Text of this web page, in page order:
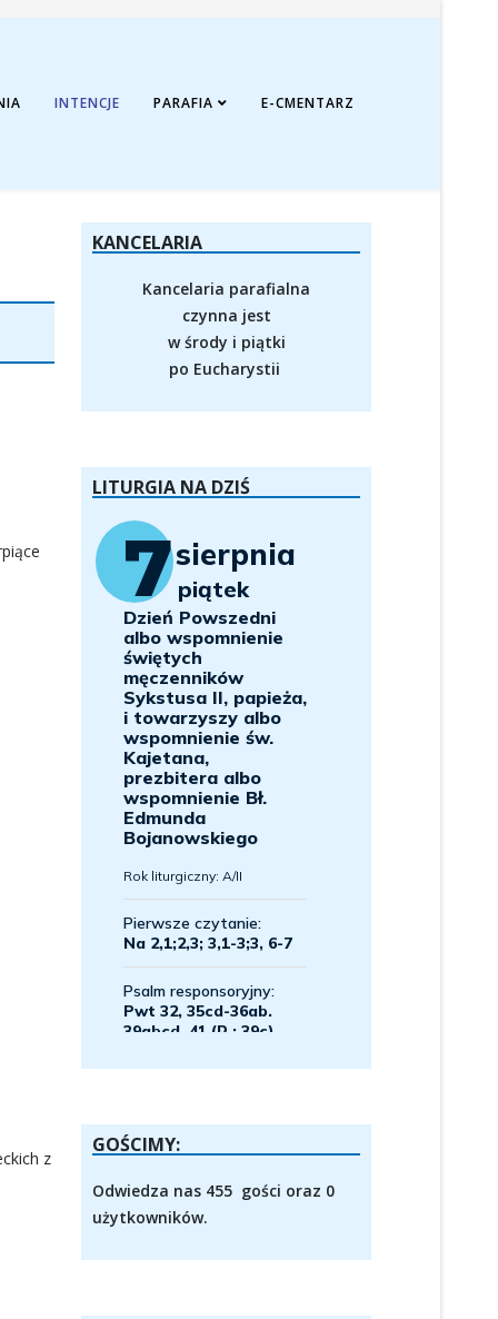
INTENCJE PARAFIA E-CMENTARZ
z
KANCELARIA
Kancelaria parafialna
czynna jest
w środy i piątki
po Eucharystii
LITURGIA NA DZIŚ
GOŚCIMY:
Odwiedza nas 455 gości oraz 0
użytkowników.